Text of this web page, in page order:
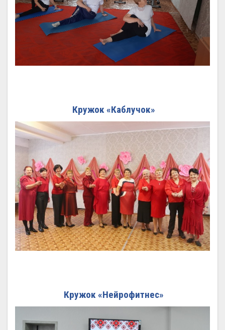
Кружок «Каблучок»
Кружок «Нейрофитнес»